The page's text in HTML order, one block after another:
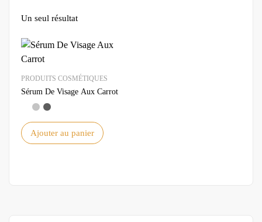
Un seul résultat
PRODUITS COSMÉTIQUES
Sérum De Visage Aux Carrot
Ajouter au panier